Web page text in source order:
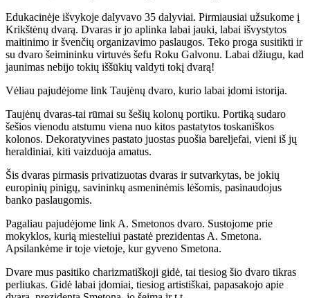
Edukacinėje išvykoje dalyvavo 35 dalyviai. Pirmiausiai užsukome į
Krikštėnų dvarą. Dvaras ir jo aplinka labai jauki, labai išvystytos
maitinimo ir švenčių organizavimo paslaugos. Teko proga susitikti ir
su dvaro šeimininku virtuvės šefu Roku Galvonu. Labai džiugu, kad
jaunimas nebijo tokių iššūkių valdyti tokį dvarą!
Vėliau pajudėjome link Taujėnų dvaro, kurio labai įdomi istorija.
Taujėnų dvaras-tai rūmai su šešių kolonų portiku. Portiką sudaro
šešios vienodu atstumu viena nuo kitos pastatytos toskaniškos
kolonos. Dekoratyvines pastato juostas puošia bareljefai, vieni iš jų
heraldiniai, kiti vaizduoja amatus.
Šis dvaras pirmasis privatizuotas dvaras ir sutvarkytas, be jokių
europinių pinigų, savininkų asmeninėmis lėšomis, pasinaudojus
banko paslaugomis.
Pagaliau pajudėjome link A. Smetonos dvaro. Sustojome prie
mokyklos, kurią miesteliui pastatė prezidentas A. Smetona.
Apsilankėme ir toje vietoje, kur gyveno Smetona.
Dvare mus pasitiko charizmatiškoji gidė, tai tiesiog šio dvaro tikras
perliukas. Gidė labai įdomiai, tiesiog artistiškai, papasakojo apie